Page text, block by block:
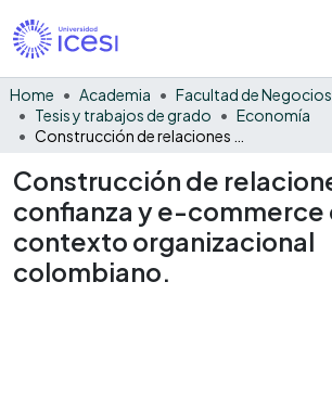
Home Academia
Tesis y trabajos de grado
Economía
Construcción de
confianza y e-commerce
contexto organizacional
colombiano.